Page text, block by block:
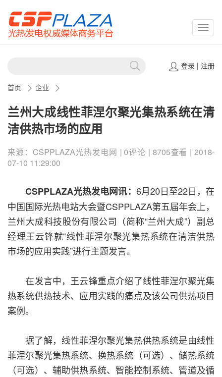
登录| 注册
首页 企业
兰州大成线性菲涅尔聚光集热系统在清
洁供热市场的应用
来源：CSPPLAZA光热发电网 | 0评论 | 8705查看 | 2018-
07-10 11:29:00
CSPPLAZA光热发电网讯： 6月20日至22日，在
中国国际光热电站大会暨CSPPLAZA第五届年会上，
兰州大成科技股份有限公司（简称“兰州大成”）副总
经理王云锋就“线性菲涅尔聚光集热系统在清洁供热
市场的应用实践”进行主题发言。
在发言中，王云锋重点介绍了线性菲涅尔聚光集
热系统供热技术、应用实践的痛点及该公司供热项目
案例。
据了解，线性菲涅尔聚光集热供热系统是由线性
菲涅尔聚光集热系统、换热系统（可选）、储热系统
（可选）、辅助供热系统、智能控制系统、管道及循